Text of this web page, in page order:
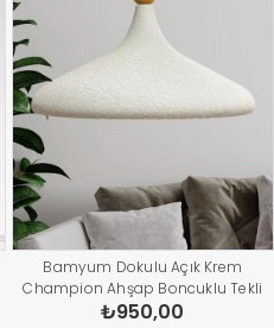
Bamyum Dokulu Açık Krem
Champion Ahşap Boncuklu Tekli
Avize Sarkıt Salon Mutfak Cafe Butik
₺950,00